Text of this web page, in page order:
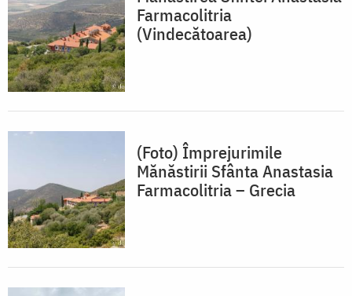
Farmacolitria
(Vindecătoarea)
(Foto) Împrejurimile
Mănăstirii Sfânta Anastasia
Farmacolitria – Grecia